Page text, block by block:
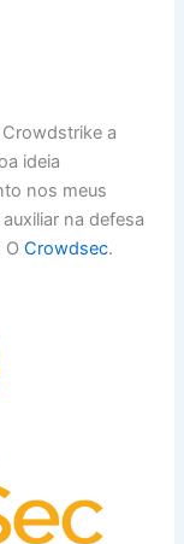
a
ideia
nos meus
na defesa
OCrowdsec.